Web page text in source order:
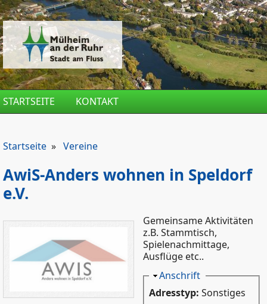
Direkt zum Inhalt
STARTSEITE KONTAKT
Startseite » Vereine
AwiS-Anders wohnen in Speldorf
e.V.
Gemeinsame Aktivitäten
z.B. Stammtisch,
Spielenachmittage,
Ausflüge etc..
Ausblenden
Anschrift
Adresstyp: Sonstiges